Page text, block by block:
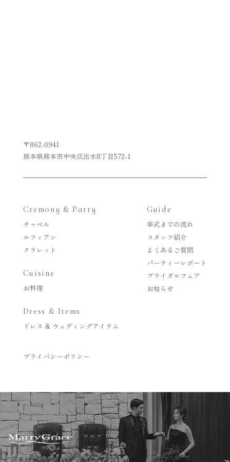
アクセス フェアご予約 tel.096-370-7001
〒862-0941
熊本県熊本市中央区出水8丁目572-1
Cremony & Party
チャペル
ルフィアン
クラレット
Cuisine
お料理
Dress & Items
ドレス & ウェディングアイテム
Guide
挙式までの流れ
スタッフ紹介
よくあるご質問
パーティーレポート
ブライダルフェア
お知らせ
プライバシーポリシー